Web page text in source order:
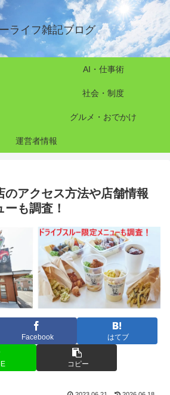
ライフ雑記ブログ
AI・仕事術
社会・制度
グルメ・おでかけ
運営者情報
のアクセス方法や店舗情報
も調査！
Facebook はてブ
コピー